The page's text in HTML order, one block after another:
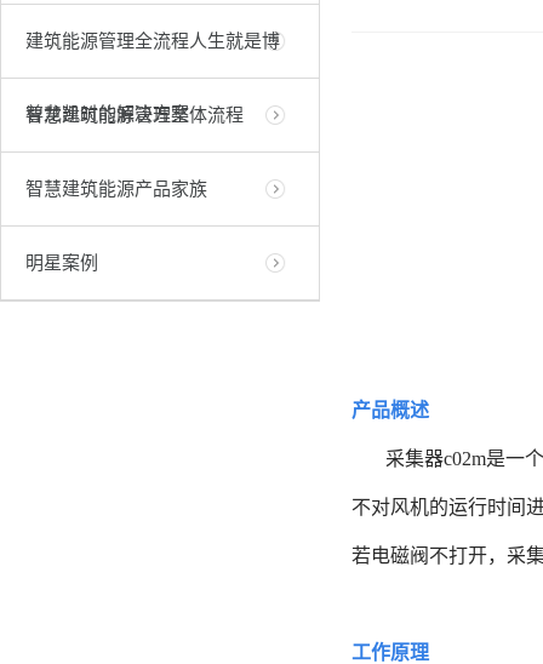
建筑能源管理全流程人生就是博
尊龙凯时的解决方案
智慧建筑能源管理整体流程
智慧建筑能源产品家族
明星案例
产品概述
采集器c02m是一
不对风机的运行时间
若电磁阀不打开，采
工作原理